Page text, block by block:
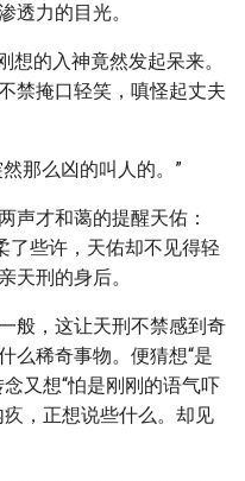
透力的目光。
想的入神竟然发起呆来。
禁掩口轻笑，嗔怪起丈夫
那么凶的叫人的。”
声才和蔼的提醒天佑：
了些许，天佑却不见得轻
天刑的身后。
般，这让天刑不禁感到奇
么稀奇事物。便猜想“是
又想“怕是刚刚的语气吓
，正想说些什么。却见